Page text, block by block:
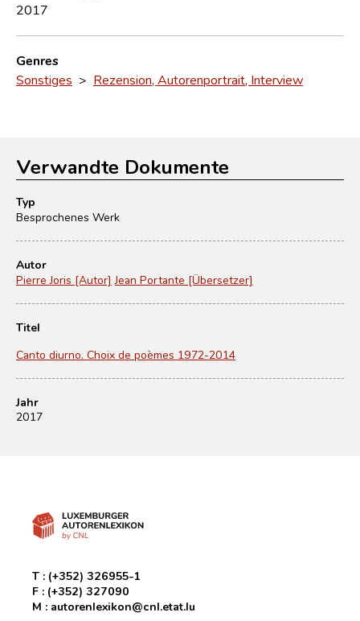
2017
Genres
Sonstiges > Rezension, Autorenportrait, Interview
Verwandte Dokumente
Typ
Besprochenes Werk
Autor
Pierre Joris [Autor] Jean Portante [Übersetzer]
Titel
Canto diurno. Choix de poèmes 1972-2014
Jahr
2017
T : (+352) 326955-1
F : (+352) 327090
M : autorenlexikon@cnl.etat.lu